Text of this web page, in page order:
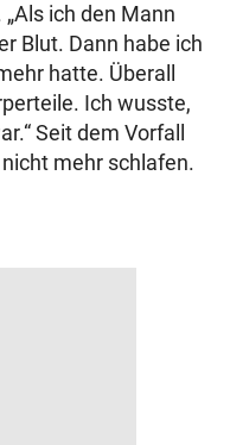
ich den Mann
Blut. Dann habe ich
hatte. Überall
Ich wusste,
Seit dem Vorfall
mehr schlafen.